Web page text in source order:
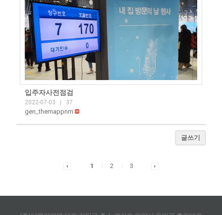
입주자사전점검
2022-07-03 37
gen_themappnm
글쓰기
1 2 3